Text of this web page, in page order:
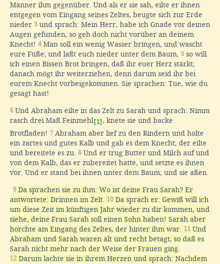
Männer ihm gegenüber. Und als er sie sah, eilte er ihnen
entgegen vom Eingang seines Zeltes, beugte sich zur Erde
nieder 3 und sprach: Mein Herr, habe ich Gnade vor deinen
Augen gefunden, so geh doch nicht vorüber an deinem
Knecht! 4Man soll ein wenig Wasser bringen, und wascht
eure Füße; und laßt euch nieder unter dem Baum, 5 so will
ich einen Bissen Brot bringen, daß ihr euer Herz stärkt;
danach mögt ihr weiterziehen, denn darum seid ihr bei
eurem Knecht vorbeigekommen. Sie sprachen: Tue, wie du
gesagt hast!
6 Und Abraham eilte in das Zelt zu Sarah und sprach: Nimm
rasch drei Maß Feinmehl [1] , knete sie und backe
Brotfladen! 7 Abraham aber lief zu den Rindern und holte
ein zartes und gutes Kalb und gab es dem Knecht; der eilte
und bereitete es zu. 8 Und er trug Butter und Milch auf und
von dem Kalb, das er zubereitet hatte, und setzte es ihnen
vor. Und er stand bei ihnen unter dem Baum; und sie aßen.
9 Da sprachen sie zu ihm: Wo ist deine Frau Sarah? Er
antwortete: Drinnen im Zelt. 10 Da sprach er: Gewiß will ich
um diese Zeit im künftigen Jahr wieder zu dir kommen, und
siehe, deine Frau Sarah soll einen Sohn haben! Sarah aber
horchte am Eingang des Zeltes, der hinter ihm war. 11 Und
Abraham und Sarah waren alt und recht betagt, so daß es
Sarah nicht mehr nach der Weise der Frauen ging.
12 Darum lachte sie in ihrem Herzen und sprach: Nachdem